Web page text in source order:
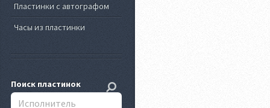
Пластинки с автографом
Часы из пластинки
Поиск пластинок